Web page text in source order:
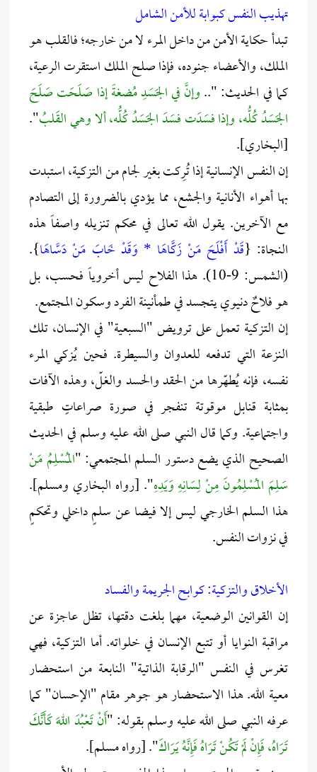
تهذيب النفس كبوابة للأمن الشامل
تبدأ حكاية الأمن من داخل المرء لا من خارجه؛ فالقلب هو
الملك، والأعضاء جنوده، فإذا صلح الملك استقرت الرعية،
كما في الحديث: "..وإنَّ في الجَسَدِ مُضغةً إذا صَلَحَت صَلَحَ
الجَسَدُ كُلُّه، وإذا فسَدَت فسَدَ الجَسَدُ كُلُّه، ألا وهي القَلبُ".
[البخاري].
إن النفس الإنسانية إذا تُرِكت بغير لجام من التزكية، استبدت
بها أهواء الأنانية والجشع، مما يؤدي بالضرورة إلى التصادم
مع الآخرين. يقول الله تعالى في محكم تنزيله واصفاً هذه
النجاة: {قَدْ أَفْلَحَ مَنْ زَكَّاهَا * وَقَدْ خَابَ مَنْ دَسَّاهَا}.
(الشمس: 9-10). هذا الفلاح ليس أخروياً فحسب، بل
هو فلاحٌ دنيوي يتجسد في طمأنينة الفرد وسكون المجتمع.
إن التزكية تعمل على ترويض "السبعية" في الإنسان، تلك
النزعة التي تدفعه للعدوان والسيطرة. فحين يُزكي المرء
نفسه، فإنه يُطهّرها من الحقد والحسد والغلّ، وهذه الآفات
بمثابة قنابل موقوتة تنفجر في صورة صراعاتٍ طبقية
واجتماعية. وكما قال النبي صلى الله عليه وسلم في الحديث
الصحيح الذي يضع دستور السلم المجتمعي: "المُسْلِمُ مَنْ
سَلِمَ المُسْلِمُونَ مِنْ لِسَانِهِ وَيَدِهِ". [رواه البخاري ومسلم].
هذا السلم الخارجي ليس إلا فيضا عن سلمٍ داخلي وتحكمٍ
في نزوات النفس.
الأخلاق والتزكية: كوابح الجريمة والفساد
إن القوانين الوضعية، مهما بلغت دقتها، تظل عاجزة عن
مراقبة النوايا أو تتبع الإنسان في خلواته. أما التزكية، فهي
تغرس في النفس "الرقابة الذاتية" النابعة من استحضار
معية الله. هذا الاستحضار هو جوهر مقام "الإحسان" كما
عرفه النبي صلى الله عليه وسلم بقوله: "أَنْ تَعْبُدَ اللهَ كَأَنَّكَ
تَرَاهُ، فَإِنْ لَمْ تَكُنْ تَرَاهُ فَإِنَّهُ يَرَاكَ". [رواه مسلم].